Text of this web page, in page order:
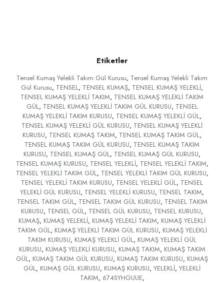
Etiketler
Tensel Kumaş Yelekli Takım Gül Kurusu, Tensel Kumaş Yelekli Takım
Gül Kurusu, TENSEL, TENSEL KUMAŞ, TENSEL KUMAŞ YELEKLİ,
TENSEL KUMAŞ YELEKLİ TAKIM, TENSEL KUMAŞ YELEKLİ TAKIM
GÜL, TENSEL KUMAŞ YELEKLİ TAKIM GÜL KURUSU, TENSEL
KUMAŞ YELEKLİ TAKIM KURUSU, TENSEL KUMAŞ YELEKLİ GÜL,
TENSEL KUMAŞ YELEKLİ GÜL KURUSU, TENSEL KUMAŞ YELEKLİ
KURUSU, TENSEL KUMAŞ TAKIM, TENSEL KUMAŞ TAKIM GÜL,
TENSEL KUMAŞ TAKIM GÜL KURUSU, TENSEL KUMAŞ TAKIM
KURUSU, TENSEL KUMAŞ GÜL, TENSEL KUMAŞ GÜL KURUSU,
TENSEL KUMAŞ KURUSU, TENSEL YELEKLİ, TENSEL YELEKLİ TAKIM,
TENSEL YELEKLİ TAKIM GÜL, TENSEL YELEKLİ TAKIM GÜL KURUSU,
TENSEL YELEKLİ TAKIM KURUSU, TENSEL YELEKLİ GÜL, TENSEL
YELEKLİ GÜL KURUSU, TENSEL YELEKLİ KURUSU, TENSEL TAKIM,
TENSEL TAKIM GÜL, TENSEL TAKIM GÜL KURUSU, TENSEL TAKIM
KURUSU, TENSEL GÜL, TENSEL GÜL KURUSU, TENSEL KURUSU,
KUMAŞ, KUMAŞ YELEKLİ, KUMAŞ YELEKLİ TAKIM, KUMAŞ YELEKLİ
TAKIM GÜL, KUMAŞ YELEKLİ TAKIM GÜL KURUSU, KUMAŞ YELEKLİ
TAKIM KURUSU, KUMAŞ YELEKLİ GÜL, KUMAŞ YELEKLİ GÜL
KURUSU, KUMAŞ YELEKLİ KURUSU, KUMAŞ TAKIM, KUMAŞ TAKIM
GÜL, KUMAŞ TAKIM GÜL KURUSU, KUMAŞ TAKIM KURUSU, KUMAŞ
GÜL, KUMAŞ GÜL KURUSU, KUMAŞ KURUSU, YELEKLİ, YELEKLİ
TAKIM, 674SYHGUUE,